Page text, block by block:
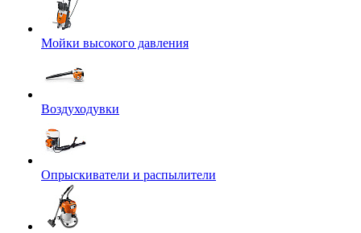
Мойки высокого давления
Воздуходувки
Опрыскиватели и распылители